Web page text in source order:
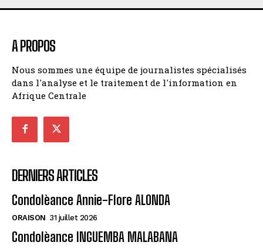
A PROPOS
Nous sommes une équipe de journalistes spécialisés
dans l'analyse et le traitement de l'information en
Afrique Centrale
DERNIERS ARTICLES
Condolèance Annie-Flore ALONDA
ORAISON 31 juillet 2026
Condolèance INGUEMBA MALABANA